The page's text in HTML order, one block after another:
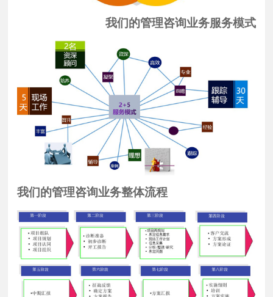
我们的管理咨询业务服务模式
我们的管理咨询业务整体流程